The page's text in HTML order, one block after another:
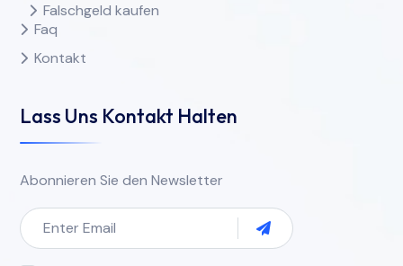
Falschgeld kaufen
Faq
Kontakt
Lass Uns Kontakt Halten
Abonnieren Sie den Newsletter